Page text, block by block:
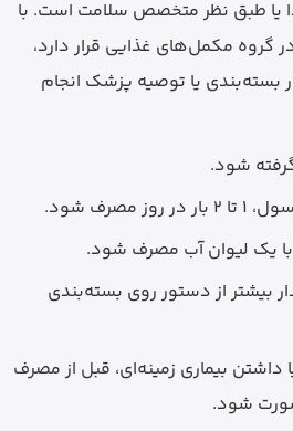
یا طبق نظر متخصص سلامت است. با
گروه مکمل‌های غذایی قرار دارد،
بسته‌بندی یا توصیه پزشک انجام
شود.
یک لیوان آب مصرف شود.
بیشتر از دستور روی بسته‌بندی
بیماری زمینه‌ای، قبل از مصرف
شود.